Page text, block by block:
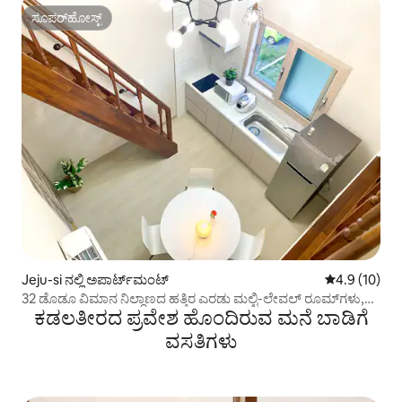
ಸೂಪರ್‌ಹೋಸ್ಟ್
ಸೂಪರ್‌ಹೋಸ್ಟ್
Jeju-si ನಲ್ಲಿ ಅಪಾರ್ಟ್‌ಮಂಟ್ 5 ರಲ್ಲಿ 4.9
4.9 (10)
32 ಡೊಡೂ ವಿಮಾನ ನಿಲ್ದಾಣದ ಹತ್ತಿರ ಎರಡು ಮಲ್ಟಿ-ಲೇವಲ್ ರೂಮ್‌ಗಳು,
ಒಂದು ಅಡುಗೆಮನೆ ಮತ್ತು ಲಿವಿಂಗ್ ರೂಮ್, ಜೆಜು ವಿಮಾನ ನಿಲ್ದಾಣದಿಂದ 15
ನಿಮಿಷಗಳ ದೂರ, ಎಲ್ಲಾ ರೂಮ್‌ಗಳಲ್ಲಿ ಏರ್ ಕಂಡಿಷನರ್ ಸೌಲಭ್ಯ
ಕಡಲತೀರದ ಪ್ರವೇಶ ಹೊಂದಿರುವ ಮನೆ ಬಾಡಿಗೆ
ವಸತಿಗಳು